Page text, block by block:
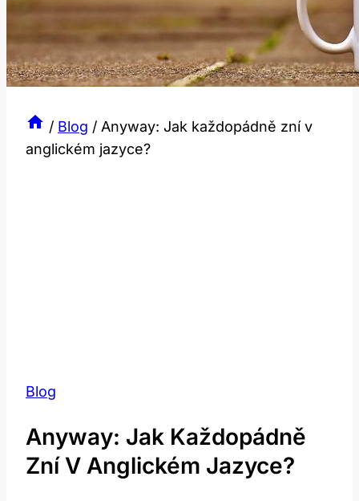
/ Blog / Anyway: Jak každopádně zní v
anglickém jazyce?
Blog
Anyway: Jak Každopádně
Zní V Anglickém Jazyce?